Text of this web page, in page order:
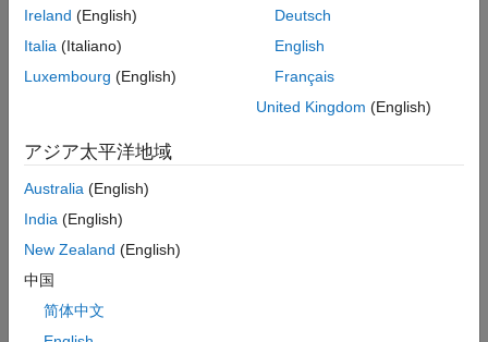
設定
on(既定値) |off
オン
生成コードの関数宣言にexternキーワードを含めます。
オフ
例
Ireland (English)
Italia (Italiano)
Luxembourg (English)
Deutsch
English
Français
United Kingdom (English)
アジア太平洋地域
Australia (English)
India (English)
New Zealand (English)
中国
简体中文